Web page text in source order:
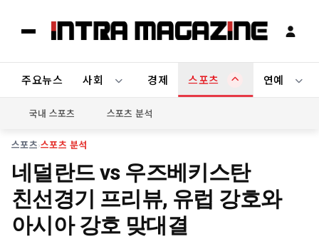
주요뉴스 사회 경제 스포츠 연예
국내 스포츠 스포츠 분석
스포츠›스포츠 분석
네덜란드 vs 우즈베키스탄
친선경기 프리뷰, 유럽 강호와
아시아 강호 맞대결